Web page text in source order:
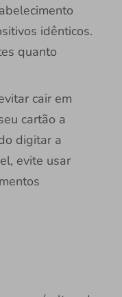
idênticos.
quanto
cair em
cartão a
digitar a
evite usar